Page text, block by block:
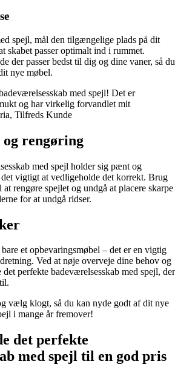
spejl, mål den tilgængelige plads på dit
skabet passer optimalt ind i rummet.
der passer bedst til dig og dine vaner, så du
nye møbel.
med spejl! Det er
og har virkelig forvandlet mit
Tilfreds Kunde
og rengøring
med spejl holder sig pænt og
vigtigt at vedligeholde det korrekt. Brug
rengøre spejlet og undgå at placere skarpe
for at undgå ridser.
et opbevaringsmøbel – det er en vigtig
Ved at nøje overveje dine behov og
perfekte badeværelsesskab med spejl, der
vælg klogt, så du kan nyde godt af dit nye
i mange år fremover!
det perfekte
med spejl til en god pris